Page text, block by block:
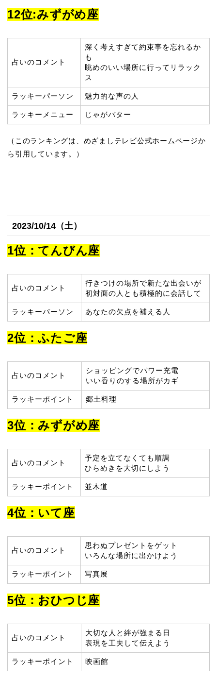
12位:みずがめ座
占いのコメント
深く考えすぎて約束事を忘れるか
も
眺めのいい場所に行ってリラック
ス
ラッキーパーソン 魅力的な声の人
ラッキーメニュー じゃがバター
（このランキングは、めざましテレビ公式ホームページか
ら引用しています。）
2023/10/14（土）
1位：てんびん座
占いのコメント
行きつけの場所で新たな出会いが
初対面の人とも積極的に会話して
ラッキーパーソン あなたの欠点を補える人
2位：ふたご座
占いのコメント
ショッピングでパワー充電
いい香りのする場所がカギ
ラッキーポイント 郷土料理
3位：みずがめ座
占いのコメント
予定を立てなくても順調
ひらめきを大切にしよう
ラッキーポイント 並木道
4位：いて座
占いのコメント
思わぬプレゼントをゲット
いろんな場所に出かけよう
ラッキーポイント 写真展
5位：おひつじ座
占いのコメント
大切な人と絆が強まる日
表現を工夫して伝えよう
ラッキーポイント 映画館